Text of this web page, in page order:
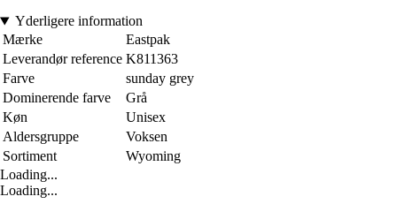
Yderligere information
Mærke
Eastpak
Leverandør reference K811363
Farve
sunday grey
Dominerende farve
Grå
Køn
Unisex
Aldersgruppe
Voksen
Sortiment
Wyoming
Loading...
Loading...